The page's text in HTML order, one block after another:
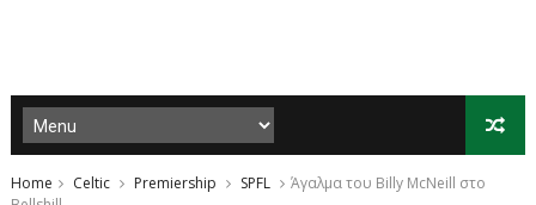
Home Celtic Premiership SPFL
Άγαλμα του Billy McNeill στο